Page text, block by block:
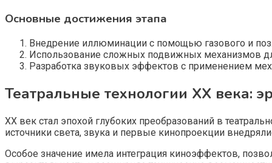
Основные достижения этапа
Внедрение иллюминации с помощью газового и
Использование сложных подвижных механизмов
Разработка звуковых эффектов с применением
Театральные технологии XX века:
XX век стал эпохой глубоких преобразований в
источники света, звука и первые кинопроекции
Особое значение имела интеграция киноэффектов,